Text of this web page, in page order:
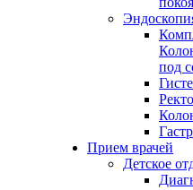
под
Прием врачей
Детское